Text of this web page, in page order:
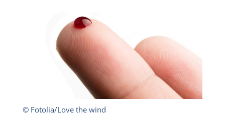
© Fotolia/Love the wind